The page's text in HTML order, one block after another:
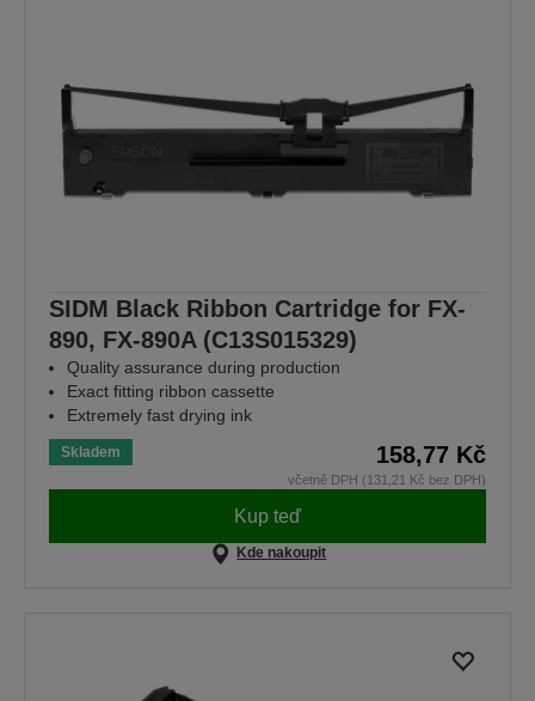
SIDM Black Ribbon Cartridge for FX-
890, FX-890A (C13S015329)
Quality assurance during production
Exact fitting ribbon cassette
Extremely fast drying ink
Skladem 158,77 Kč
včetně DPH (131,21 Kč bez DPH)
Kup teď
Kde nakoupit